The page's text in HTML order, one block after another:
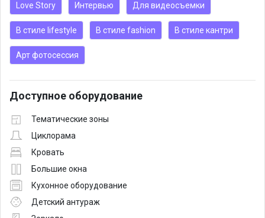
Love Story Интервью Для видеосъемки
В стиле lifestyle В стиле fashion В стиле кантри
Арт фотосессия
Доступное оборудование
Тематические зоны
Циклорама
Кровать
Большие окна
Кухонное оборудование
Детский антураж